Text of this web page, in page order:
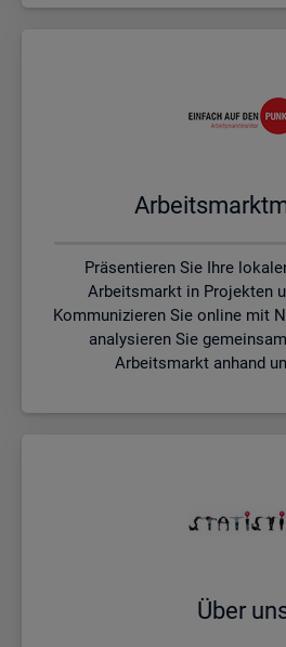
Präsentieren Sie Ihre
Arbeitsmarkt in Projekten
Kommunizieren Sie online mit
analysieren Sie
Arbeitsmarkt anhand
Über